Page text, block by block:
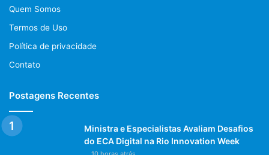
Quem Somos
Termos de Uso
Política de privacidade
Contato
Postagens Recentes
Ministra e Especialistas Avaliam Desafios
do ECA Digital na Rio Innovation Week